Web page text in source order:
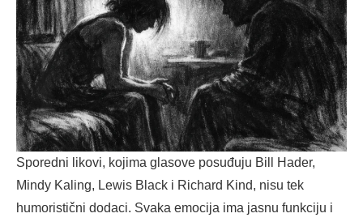
Sporedni likovi, kojima glasove posuđuju Bill Hader,
Mindy Kaling, Lewis Black i Richard Kind, nisu tek
humoristični dodaci. Svaka emocija ima jasnu funkciju i